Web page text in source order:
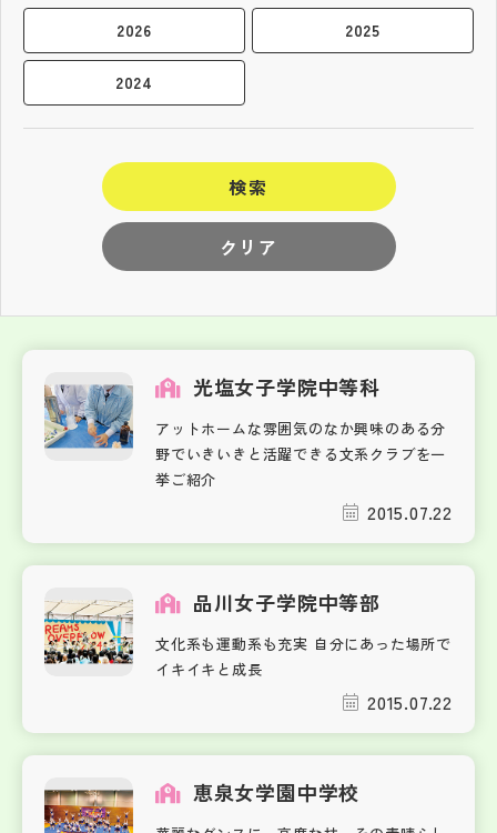
2026 2025
2024
クリア
検索
光塩女子学院中等科
アットホームな雰囲気のなか興味のある分
野でいきいきと活躍できる文系クラブを一
挙ご紹介
2015.07.22
品川女子学院中等部
文化系も運動系も充実 自分にあった場所で
イキイキと成長
2015.07.22
恵泉女学園中学校